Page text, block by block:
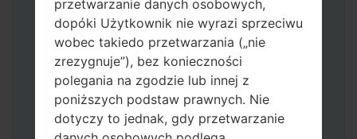
Naciśnij i przytrzymaj klawisz zasilania,
przycisk zmniejszania głośności i klawisz
strony domowej.
Podłącz kabel USB, a następnie naciśnij i
przytrzymaj przycisk Bixby i klawisz
zmniejszania głośności.
Naciśnij i przytrzymaj klawisz zasilania i
przetwarzanie danych osobowych,
dopóki Użytkownik nie wyrazi sprzeciwu
wobec takiedo przetwarzania („nie
zrezygnuje”), bez konieczności
polegania na zgodzie lub innej z
poniższych podstaw prawnych. Nie
dotyczy to jednak, gdy przetwarzanie